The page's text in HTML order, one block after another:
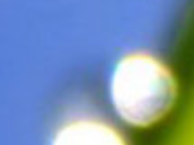
和上紅麵搓成的，大多會煮成
甜食來品嚐，象徵意義是團圓
與甜蜜喔！☆節氣俗諺1.「大
暑熱不透，大水風颱到」這句
俗諺的意思是：大暑這一天如
果不熱，就表示氣候不順，今
年內必須特別注意水災或風